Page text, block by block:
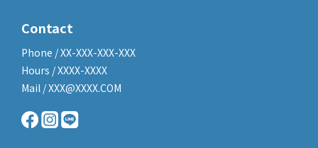
Contact
Phone / XX-XXX-XXX-XXX
Hours / XXXX-XXXX
Mail / XXX@XXXX.COM